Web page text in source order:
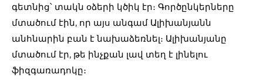
գետնից՝ տակն օձերի կծիկ էր։ Գործընկերները
մտածում էին, որ այս անգամ Ալիխանյանն
անհնարին բան է նախաձեռնել։ Ալիխանյանը
մտածում էր, թե ինչքան լավ տեղ է լինելու
ֆիզգառադոկը։